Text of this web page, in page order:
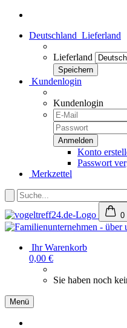
Deutschland Lieferland
Lieferland
Kundenlogin
Kundenlogin
Konto
Passwort
Merkzettel
0
Ihr Warenkorb
0,00 €
Sie haben noch
Menü